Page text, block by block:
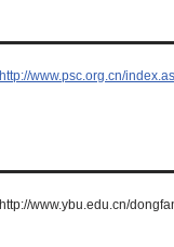
http://www.psc.org.cn/
http://www.ybu.edu.cn/